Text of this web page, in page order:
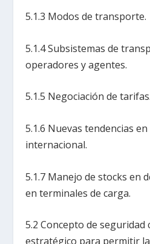
5.1.3 Modos de transporte.
5.1.4 Subsistemas de
operadores y agentes.
5.1.5 Negociación de tarifas.
5.1.6 Nuevas tendencias
internacional.
5.1.7 Manejo de stocks en
en terminales de carga.
5.2 Concepto de
estratégico para permitir